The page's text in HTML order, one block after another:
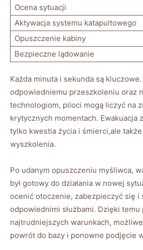
Ocena sytuacji
Aktywacja systemu katapultowego
Opuszczenie kabiny
Bezpieczne lądowanie
Każda minuta i sekunda są
odpowiedniemu przeszkoleniu oraz
technologiom, piloci mogą liczyć na
krytycznych momentach. Ewakuacja
tylko kwestia życia i śmierci,ale
wyszkolenia.
Po udanym opuszczeniu myśliwca,
był gotowy do działania w nowej
ocenić otoczenie, zabezpieczyć się i
odpowiednimi służbami. Dzięki
najtrudniejszych warunkach,
powrót do bazy i ponowne podjęcie